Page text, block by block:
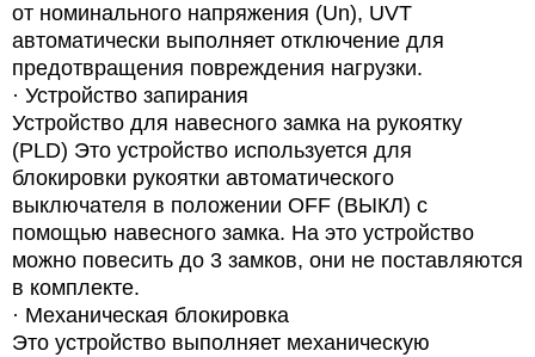
от номинального напряжения (Un), UVT
автоматически выполняет отключение для
предотвращения повреждения нагрузки.
· Устройство запирания
Устройство для навесного замка на рукоятку
(PLD) Это устройство используется для
блокировки рукоятки автоматического
выключателя в положении OFF (ВЫКЛ) с
помощью навесного замка. На это устройство
можно повесить до 3 замков, они не поставляются
в комплекте.
· Механическая блокировка
Это устройство выполняет механическую